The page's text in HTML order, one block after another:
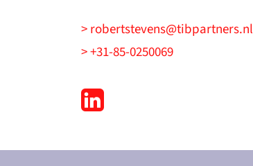
> robertstevens@tibpartners.nl
> +31-85-0250069